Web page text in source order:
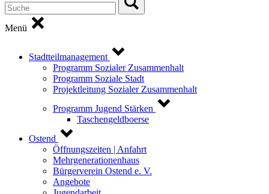
Menü
Stadtteilmanagement
Programm Sozialer Zusammenhalt
Programm Soziale Stadt
Projektleitung Sozialer Zusammenhalt
Programm Jugend Stärken
Taschengeldboerse
Ostend
Öffnungszeiten | Anfahrt
Mehrgenerationenhaus
Bürgerverein Ostend e. V.
Angebote